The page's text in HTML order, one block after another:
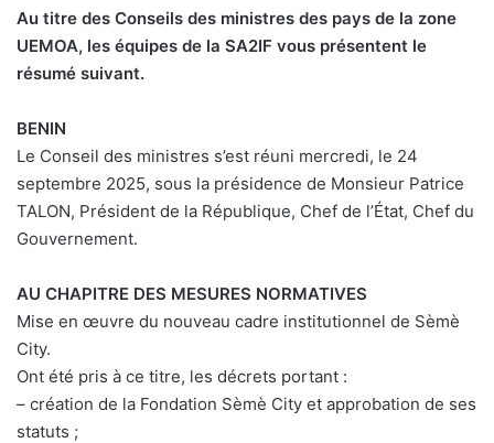
Au titre des Conseils des ministres des pays de la zone
UEMOA, les équipes de la SA2IF vous présentent le
résumé suivant.
BENIN
Le Conseil des ministres s’est réuni mercredi, le 24
septembre 2025, sous la présidence de Monsieur Patrice
TALON, Président de la République, Chef de l’État, Chef du
Gouvernement.
AU CHAPITRE DES MESURES NORMATIVES
Mise en œuvre du nouveau cadre institutionnel de Sèmè
City.
Ont été pris à ce titre, les décrets portant :
– création de la Fondation Sèmè City et approbation de ses
statuts ;